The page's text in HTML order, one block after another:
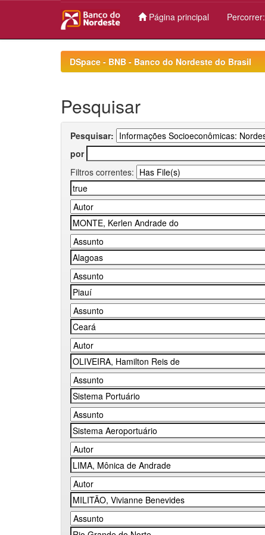
Página principal Percorrer:
DSpace - BNB - Banco do Nordeste do Brasil
Pesquisar
Pesquisar:
por
Filtros correntes: